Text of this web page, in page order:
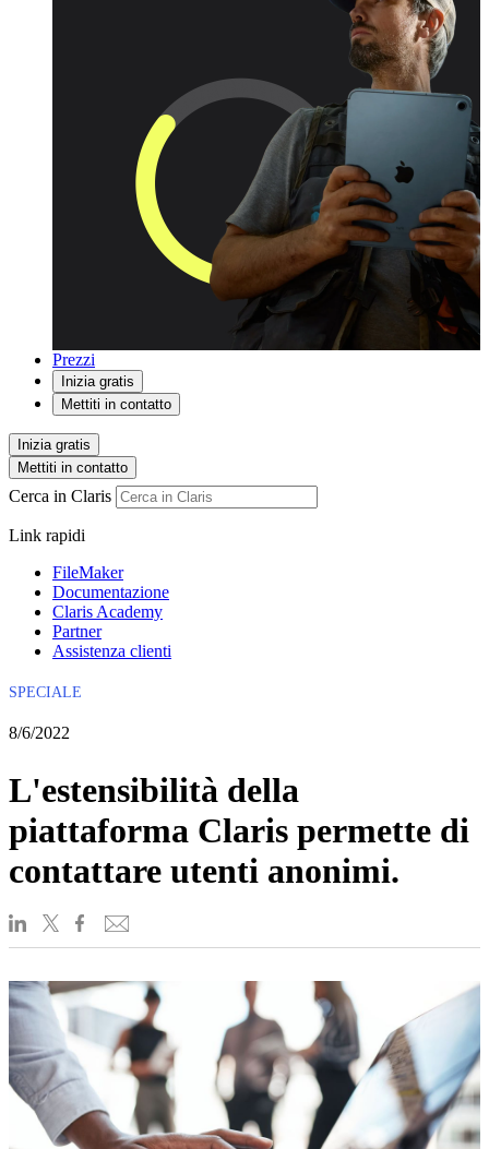
Prezzi
Inizia gratis
Mettiti in contatto
Inizia gratis
Mettiti in contatto
Cerca in Claris
Link rapidi
FileMaker
Documentazione
Claris Academy
Partner
Assistenza clienti
SPECIALE
8/6/2022
L'estensibilità della
piattaforma Claris permette di
contattare utenti anonimi.